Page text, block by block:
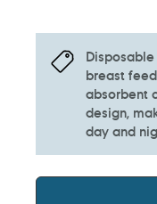
breast
absorbent
design,
day and